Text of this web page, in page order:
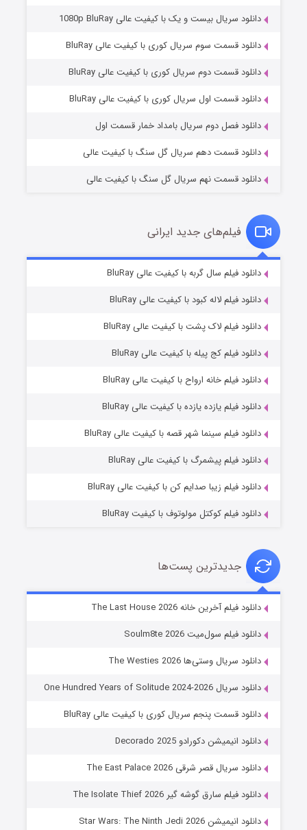
عملیات آپارتمان
قسمت۲ (زیرنویس) منتشر شد
قسمت۲ (زیرنویس) منتشر شد
شوگر فصل ۲
خاندان اژدها فصل ۳
قسمت۶ (زیرنویس) منتشر شد
دانلود سریال بیست و یک با کیفیت عالی 1080p BluRay
دانلود قسمت سوم سریال کوری با کیفیت عالی BluRay
دانلود قسمت دوم سریال کوری با کیفیت عالی BluRay
دانلود قسمت اول سریال کوری با کیفیت عالی BluRay
دانلود فصل دوم سریال بامداد خمار قسمت اول
دانلود قسمت دهم سریال گل سنگ با کیفیت عالی
دانلود قسمت نهم سریال گل سنگ با کیفیت عالی
فیلم‌های جدید ایرانی
دانلود فیلم سال گربه با کیفیت عالی BluRay
دانلود فیلم لاله کبود با کیفیت عالی BluRay
دانلود فیلم لاک پشت با کیفیت عالی BluRay
دانلود فیلم کج‌ پیله با کیفیت عالی BluRay
دانلود فیلم خانه ارواح با کیفیت عالی BluRay
دانلود فیلم یازده یازده با کیفیت عالی BluRay
دانلود فیلم سینما شهر قصه با کیفیت عالی BluRay
دانلود فیلم پیشمرگ با کیفیت عالی BluRay
دانلود فیلم زیبا صدایم کن با کیفیت عالی BluRay
دانلود فیلم کوکتل مولوتوف با کیفیت BluRay
جدیدترین پست‌ها
دانلود فیلم آخرین خانه The Last House 2026
دانلود فیلم سول‌میت Soulm8te 2026
دانلود سریال وستی‌ها The Westies 2026
دانلود سریال One Hundred Years of Solitude 2024-2026
دانلود قسمت پنجم سریال کوری با کیفیت عالی BluRay
دانلود انیمیشن دکورادو Decorado 2025
دانلود سریال قصر شرقی The East Palace 2026
دانلود فیلم سارق گوشه گیر The Isolate Thief 2026
دانلود انیمیشن Star Wars: The Ninth Jedi 2026